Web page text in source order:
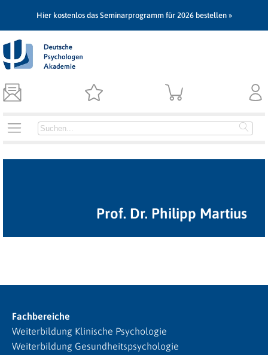
Hier kostenlos das Seminarprogramm für 2026 bestellen »
Prof. Dr. Philipp Martius
Fachbereiche
Weiterbildung Klinische Psychologie
Weiterbildung Gesundheitspsychologie